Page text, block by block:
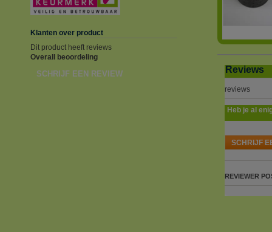
Klanten over product
Dit product heeft reviews
Overall beoordeling
SCHRIJF EEN REVIEW Reviews
reviews
Heb je al
SCHRIJF
REVIEWER